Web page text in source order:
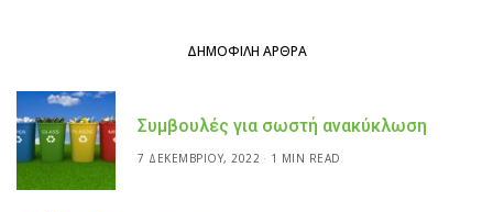
ΔΗΜΟΦΙΛΉ ΆΡΘΡΑ
Συμβουλές για σωστή ανακύκλωση
7 ΔΕΚΕΜΒΡΊΟΥ, 2022 1 MIN READ